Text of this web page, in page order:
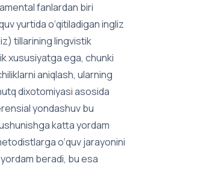
fanlardan biri
yurtida o‘qitiladigan ingliz
tillarining lingvistik
xususiyatga ega, chunki
aniqlash, ularning
dixotomiyasi asosida
yondashuv bu
katta yordam
o‘quv jarayonini
beradi, bu esa